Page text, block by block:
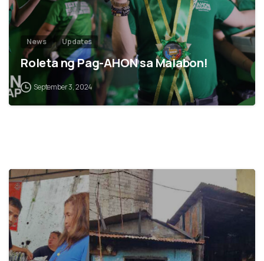
News Updates
Roleta ng Pag-AHON sa Malabon!
September 3, 2024
0